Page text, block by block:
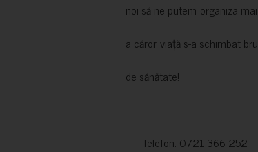
noi să ne putem organiza
a căror viață s-a schimbat
de sănătate!
Telefon: 0721 366